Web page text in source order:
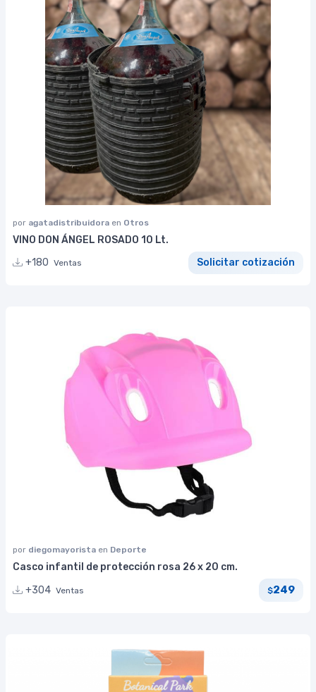
por agatadistribuidora en Otros
VINO DON ÁNGEL ROSADO 10 Lt.
+180 Ventas Solicitar cotización
por diegomayorista en Deporte
Casco infantil de protección rosa 26 x 20 cm.
+304 Ventas $249